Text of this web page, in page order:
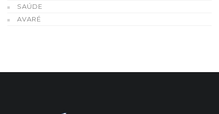
SAÚDE
AVARÉ